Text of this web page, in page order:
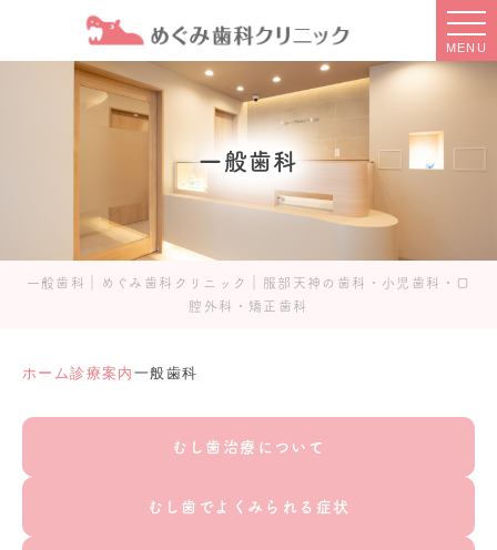
MENU
一般歯科
一般歯科｜めぐみ歯科クリニック｜服部天神の歯科・小児歯科・口
腔外科・矯正歯科
ホーム診療案内 一般歯科
むし歯治療について
むし歯でよくみられる症状